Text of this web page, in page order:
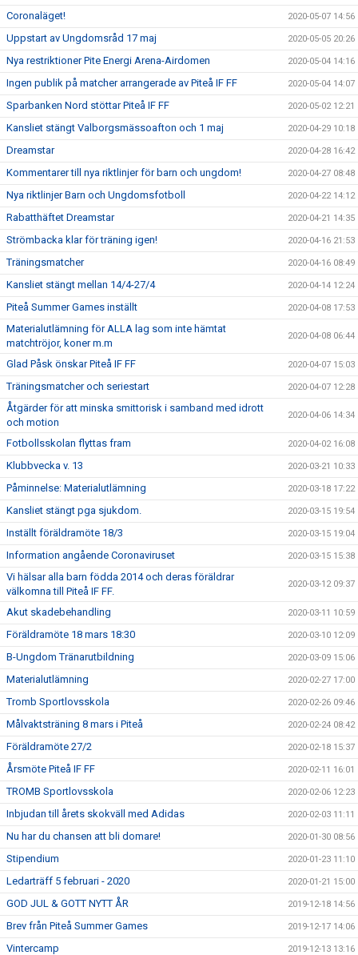
Coronaläget! 2020-05-07 14:56
Uppstart av Ungdomsråd 17 maj 2020-05-05 20:26
Nya restriktioner Pite Energi Arena-Airdomen 2020-05-04 14:16
Ingen publik på matcher arrangerade av Piteå IF FF 2020-05-04 14:07
Sparbanken Nord stöttar Piteå IF FF 2020-05-02 12:21
Kansliet stängt Valborgsmässoafton och 1 maj 2020-04-29 10:18
Dreamstar 2020-04-28 16:42
Kommentarer till nya riktlinjer för barn och ungdom! 2020-04-27 08:48
Nya riktlinjer Barn och Ungdomsfotboll 2020-04-22 14:12
Rabatthäftet Dreamstar 2020-04-21 14:35
Strömbacka klar för träning igen! 2020-04-16 21:53
Träningsmatcher 2020-04-16 08:49
Kansliet stängt mellan 14/4-27/4 2020-04-14 12:24
Piteå Summer Games inställt 2020-04-08 17:53
Materialutlämning för ALLA lag som inte hämtat
matchtröjor, koner m.m
2020-04-08 06:44
Glad Påsk önskar Piteå IF FF 2020-04-07 15:03
Träningsmatcher och seriestart 2020-04-07 12:28
Åtgärder för att minska smittorisk i samband med idrott
och motion
2020-04-06 14:34
Fotbollsskolan flyttas fram 2020-04-02 16:08
Klubbvecka v. 13 2020-03-21 10:33
Påminnelse: Materialutlämning 2020-03-18 17:22
Kansliet stängt pga sjukdom. 2020-03-15 19:54
Inställt föräldramöte 18/3 2020-03-15 19:04
Information angående Coronaviruset 2020-03-15 15:38
Vi hälsar alla barn födda 2014 och deras föräldrar
välkomna till Piteå IF FF.
2020-03-12 09:37
Akut skadebehandling 2020-03-11 10:59
Föräldramöte 18 mars 18:30 2020-03-10 12:09
B-Ungdom Tränarutbildning 2020-03-09 15:06
Materialutlämning 2020-02-27 17:00
Tromb Sportlovsskola 2020-02-26 09:46
Målvaktsträning 8 mars i Piteå 2020-02-24 08:42
Föräldramöte 27/2 2020-02-18 15:37
Årsmöte Piteå IF FF 2020-02-11 16:01
TROMB Sportlovsskola 2020-02-06 12:23
Inbjudan till årets skokväll med Adidas 2020-02-03 11:11
Nu har du chansen att bli domare! 2020-01-30 08:56
Stipendium 2020-01-23 11:10
Ledarträff 5 februari - 2020 2020-01-21 15:00
GOD JUL & GOTT NYTT ÅR 2019-12-18 14:56
Brev från Piteå Summer Games 2019-12-17 14:06
Vintercamp 2019-12-13 13:16